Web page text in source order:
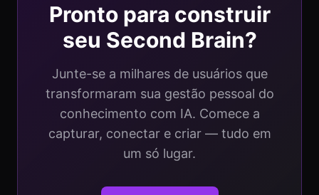
Pronto para construir
seu Second Brain?
Junte-se a milhares de usuários que
transformaram sua gestão pessoal do
conhecimento com IA. Comece a
capturar, conectar e criar — tudo em
um só lugar.